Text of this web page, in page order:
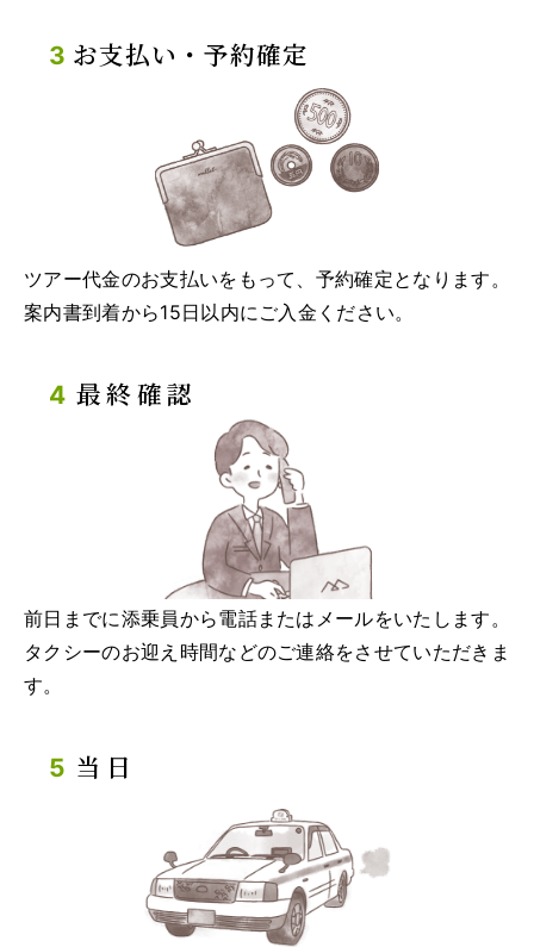
お支払い・予約確定
ツアー代金のお支払いをもって、予約確定となります。
案内書到着から15日以内にご入金ください。
最終確認
前日までに添乗員から電話またはメールをいたします。
タクシーのお迎え時間などのご連絡をさせていただきま
す。
当日